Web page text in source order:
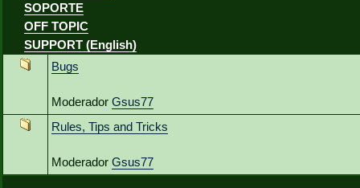
SOPORTE
OFF TOPIC
SUPPORT (English)
Bugs
Moderador Gsus77
Rules, Tips and Tricks
Moderador Gsus77